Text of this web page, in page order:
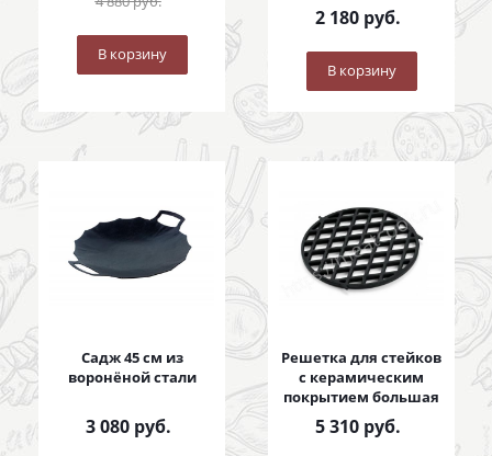
В корзину
2 180руб.
В корзину
Садж 45 см из
воронёной стали
3 080руб.
Решетка для стейков
с керамическим
покрытием большая
5 310руб.